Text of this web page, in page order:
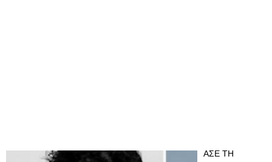
ΑΣΕ ΤΗ